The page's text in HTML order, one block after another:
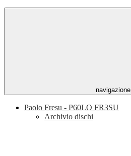
navigazione
Paolo Fresu - P60LO FR3SU
Archivio dischi